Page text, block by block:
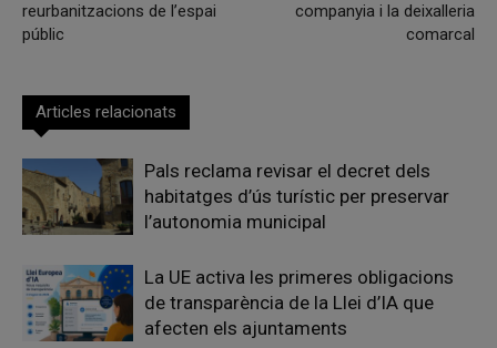
reurbanitzacions de l’espai
públic
companyia i la deixalleria
comarcal
Articles relacionats
Pals reclama revisar el decret dels
habitatges d’ús turístic per preservar
l’autonomia municipal
La UE activa les primeres obligacions
de transparència de la Llei d’IA que
afecten els ajuntaments